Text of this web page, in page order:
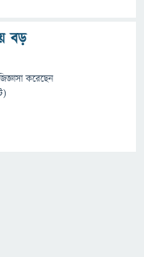
বড়
করেছেন